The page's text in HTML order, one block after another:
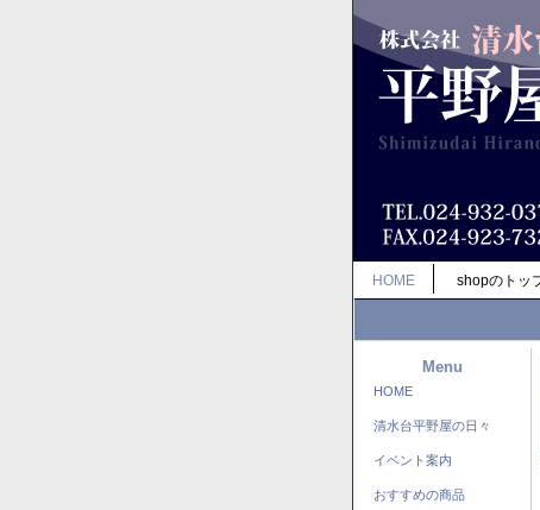
HOME shopのトッ
Menu
HOME
清水台平野屋の日々
イベント案内
おすすめの商品